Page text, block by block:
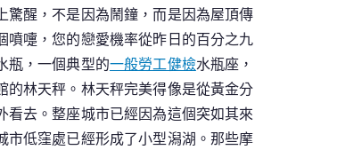
醒，不是因為鬧鐘，而是因為屋頂傳
嚏，您的戀愛機率從昨日的百分之九
瓶，一個典型的一般勞工健檢水瓶座，
林天秤。林天秤完美得像是從黃金分
去。整座城市已經因為這個突如其來
低窪處已經形成了小型潟湖。那些摩